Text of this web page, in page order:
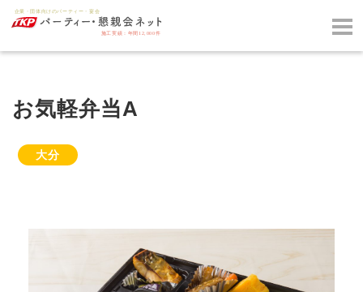
お気軽弁当A
大分